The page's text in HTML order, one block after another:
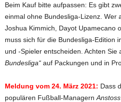
Beim Kauf bitte aufpassen: Es gibt
einmal ohne Bundesliga-Lizenz. Wer
Joshua Kimmich, Dayot Upamecano
muss sich für die Bundesliga-Edition
und -Spieler entscheiden. Achten Sie
Bundesliga“ auf Packungen und in
Meldung vom 24. März 2021: Dass
populären Fußball-Managern Anstoss